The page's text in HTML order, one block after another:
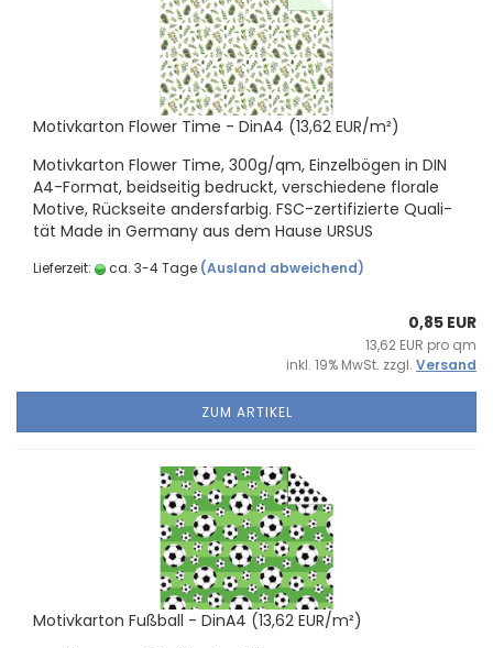
Mo­tiv­kar­ton Flower Time - DinA4 (13,62 EUR/m²)
Mo­tiv­kar­ton Flower Time, 300g/qm, Ein­zel­bö­gen in DIN
A4-​Format, beid­sei­tig be­druckt, ver­schie­de­ne flo­ra­le
Mo­ti­ve, Rück­sei­te an­ders­far­big. FSC-​zertifizierte Qua­li­
tät Made in Ger­ma­ny aus dem Hause URSUS
Lieferzeit: ca. 3-4 Tage (Ausland abweichend)
0,85 EUR
13,62 EUR pro qm
inkl. 19% MwSt. zzgl. Versand
ZUM ARTIKEL
Mo­tiv­kar­ton Fuß­ball - DinA4 (13,62 EUR/m²)